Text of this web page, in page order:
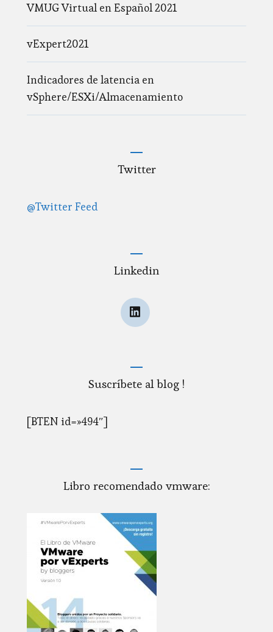
VMUG Virtual en Español 2021
vExpert2021
Indicadores de latencia en
vSphere/ESXi/Almacenamiento
Twitter
@Twitter Feed
Linkedin
Suscríbete al blog !
[BTEN id=»494″]
Libro recomendado vmware: